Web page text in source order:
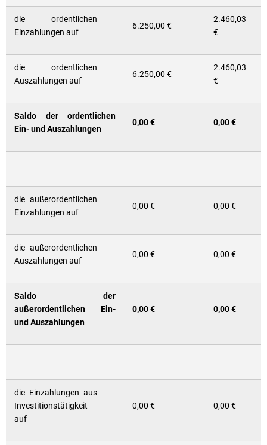
die ordentlichen
Einzahlungen auf
6.250,00 €
2.460,03
€
die ordentlichen
Auszahlungen auf
6.250,00 €
2.460,03
€
Saldo der ordentlichen
Ein- und Auszahlungen
0,00 € 0,00 €
die außerordentlichen
Einzahlungen auf
0,00 € 0,00 €
die außerordentlichen
Auszahlungen auf
0,00 € 0,00 €
Saldo der
außerordentlichen Ein-
und Auszahlungen
0,00 € 0,00 €
die Einzahlungen aus
Investitionstätigkeit
auf
0,00 € 0,00 €